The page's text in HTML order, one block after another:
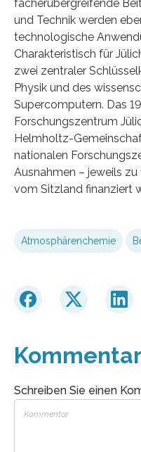
fächerübergreifende
und Technik werden
technologische
Charakteristisch für
zwei zentraler
Physik und des
Supercomputern. Das
Forschungszentrum
Helmholtz-
nationalen
Ausnahmen – jeweils
vom Sitzland finanziert
Atmosphärenchemie
Schreiben Sie einen